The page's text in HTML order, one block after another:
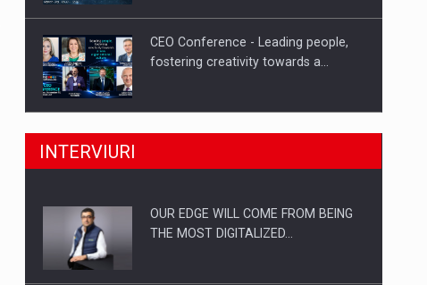
CEO Conference - Leading people,
fostering creativity towards a…
CEO Conference - Shaping The
Webinar - Business Evolution-
INTERVIURI
OUR EDGE WILL COME FROM BEING
THE MOST DIGITALIZED…